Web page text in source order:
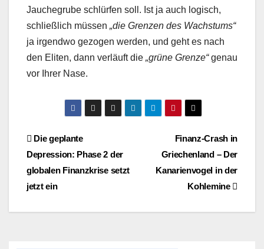
Jauchegrube schlürfen soll. Ist ja auch logisch,
schließlich müssen „die Grenzen des Wachstums“
ja irgendwo gezogen werden, und geht es nach
den Eliten, dann verläuft die „grüne Grenze“genau
vor Ihrer Nase.
BeitragsnavigationFinanz-Crash in
Griechenland – Der
Kanarienvogel in der
Kohlemine
Die geplante
Depression: Phase 2 der
globalen Finanzkrise setzt
jetzt ein